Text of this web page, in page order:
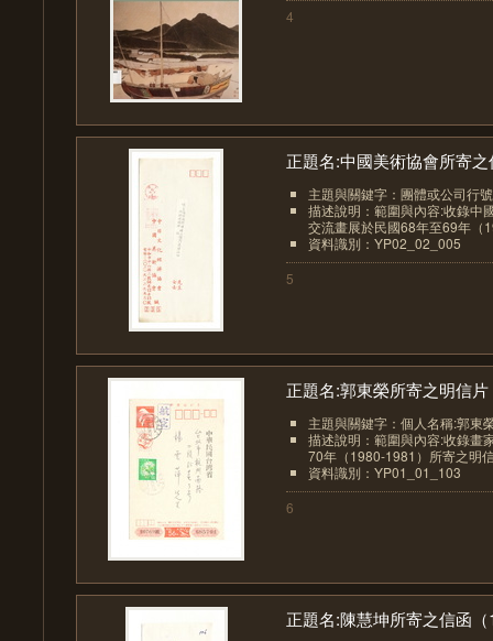
4
正題名:中國美術協會所寄之
主題與關鍵字：團體或公司行
描述說明：範圍與內容:收錄中
交流畫展於民國68年至69年（
資料識別：YP02_02_005
5
正題名:郭東榮所寄之明信片
主題與關鍵字：個人名稱:郭東
描述說明：範圍與內容:收錄畫
70年（1980-1981）所寄之明
資料識別：YP01_01_103
6
正題名:陳慧坤所寄之信函（